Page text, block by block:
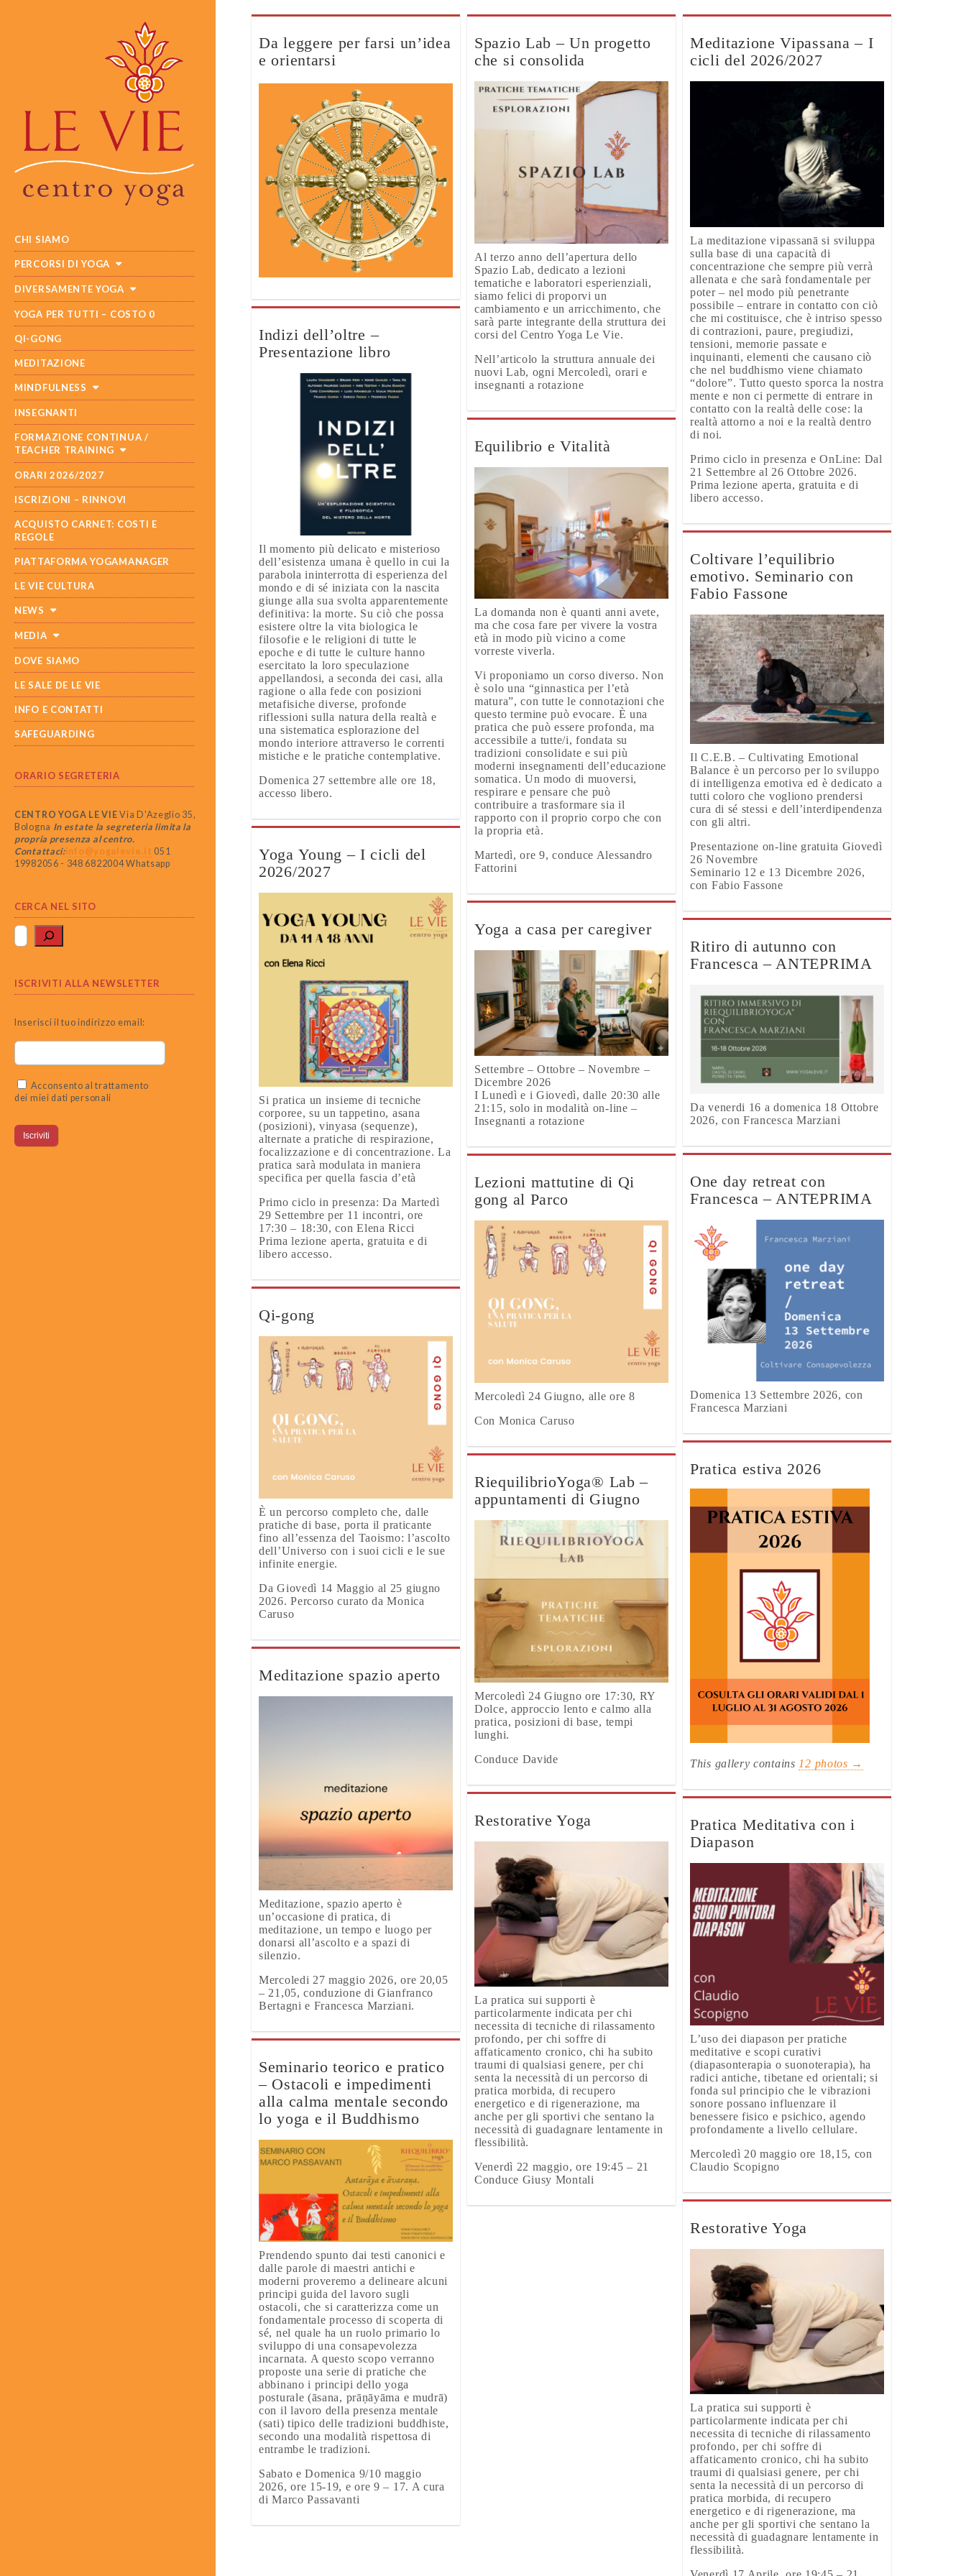
MENU
TO
CONTENT
CHI SIAMO
PERCORSI DI YOGA
DIVERSAMENTE YOGA
YOGA PER TUTTI – COSTO 0
QI-GONG
MEDITAZIONE
MINDFULNESS
INSEGNANTI
FORMAZIONE CONTINUA /
TEACHER TRAINING
ORARI 2026/2027
ISCRIZIONI – RINNOVI
ACQUISTO CARNET: COSTI E
REGOLE
PIATTAFORMA YOGAMANAGER
LE VIE CULTURA
NEWS
MEDIA
DOVE SIAMO
LE SALE DE LE VIE
INFO E CONTATTI
SAFEGUARDING
ORARIO SEGRETERIA
CENTRO YOGA LE VIE Via D'Azeglio 35,
Bologna In estate la segreteria limita la
propria presenza al centro.
Contattaci:info@yogalevie.it
051
19982056 - 348 6822004 Whatsapp
CERCA NEL SITO
ISCRIVITI ALLA NEWSLETTER
Inserisci il tuo indirizzo email:
Acconsento al trattamento
dei miei dati personali
Da leggere per farsi un’idea
e orientarsi
Spazio Lab – Un progetto
che si consolida
Al terzo anno dell’apertura dello
Spazio Lab, dedicato a lezioni
tematiche e laboratori esperienziali,
siamo felici di proporvi un
cambiamento e un arricchimento, che
sarà parte integrante della struttura dei
corsi del Centro Yoga Le Vie.
Nell’articolo la struttura annuale dei
nuovi Lab, ogni Mercoledì, orari e
insegnanti a rotazione
Meditazione Vipassana – I
cicli del 2026/2027
La meditazione vipassanā si sviluppa
sulla base di una capacità di
concentrazione che sempre più verrà
allenata e che sarà fondamentale per
poter – nel modo più penetrante
possibile – entrare in contatto con ciò
che mi costituisce, che è intriso spesso
di contrazioni, paure, pregiudizi,
tensioni, memorie passate e
inquinanti, elementi che causano ciò
che nel buddhismo viene chiamato
“dolore”. Tutto questo sporca la nostra
mente e non ci permette di entrare in
contatto con la realtà delle cose: la
realtà attorno a noi e la realtà dentro
di noi.
Primo ciclo in presenza e OnLine: Dal
21 Settembre al 26 Ottobre 2026.
Prima lezione aperta, gratuita e di
libero accesso.
Indizi dell’oltre –
Presentazione libro
Il momento più delicato e misterioso
dell’esistenza umana è quello in cui la
parabola ininterrotta di esperienza del
mondo e di sé iniziata con la nascita
giunge alla sua svolta apparentemente
definitiva: la morte. Su ciò che possa
esistere oltre la vita biologica le
filosofie e le religioni di tutte le
epoche e di tutte le culture hanno
esercitato la loro speculazione
appellandosi, a seconda dei casi, alla
ragione o alla fede con posizioni
metafisiche diverse, profonde
riflessioni sulla natura della realtà e
una sistematica esplorazione del
mondo interiore attraverso le correnti
mistiche e le pratiche contemplative.
Domenica 27 settembre alle ore 18,
accesso libero.
Equilibrio e Vitalità
La domanda non è quanti anni avete,
ma che cosa fare per vivere la vostra
età in modo più vicino a come
vorreste viverla.
Vi proponiamo un corso diverso. Non
è solo una “ginnastica per l’età
matura”, con tutte le connotazioni che
questo termine può evocare. È una
pratica che può essere profonda, ma
accessibile a tutte/i, fondata su
tradizioni consolidate e sui più
moderni insegnamenti dell’educazione
somatica. Un modo di muoversi,
respirare e pensare che può
contribuire a trasformare sia il
rapporto con il proprio corpo che con
la propria età.
Martedì, ore 9, conduce Alessandro
Fattorini
Coltivare l’equilibrio
emotivo. Seminario con
Fabio Fassone
Il C.E.B. – Cultivating Emotional
Balance è un percorso per lo sviluppo
di intelligenza emotiva ed è dedicato a
tutti coloro che vogliono prendersi
cura di sé stessi e dell’interdipendenza
con gli altri.
Presentazione on-line gratuita Giovedì
26 Novembre
Seminario 12 e 13 Dicembre 2026,
con Fabio Fassone
Yoga Young – I cicli del
2026/2027
Si pratica un insieme di tecniche
corporee, su un tappetino, asana
(posizioni), vinyasa (sequenze),
alternate a pratiche di respirazione,
focalizzazione e di concentrazione. La
pratica sarà modulata in maniera
specifica per quella fascia d’età
Primo ciclo in presenza: Da Martedì
29 Settembre per 11 incontri, ore
17:30 – 18:30, con Elena Ricci
Prima lezione aperta, gratuita e di
libero accesso.
Yoga a casa per caregiver
Settembre – Ottobre – Novembre –
Dicembre 2026
I Lunedì e i Giovedì, dalle 20:30 alle
21:15, solo in modalità on-line –
Insegnanti a rotazione
Ritiro di autunno con
Francesca – ANTEPRIMA
Da venerdi 16 a domenica 18 Ottobre
2026, con Francesca Marziani
One day retreat con
Francesca – ANTEPRIMA
Domenica 13 Settembre 2026, con
Francesca Marziani
Lezioni mattutine di Qi
gong al Parco
Mercoledì 24 Giugno, alle ore 8
Con Monica Caruso
Qi-gong
È un percorso completo che, dalle
pratiche di base, porta il praticante
fino all’essenza del Taoismo: l’ascolto
dell’Universo con i suoi cicli e le sue
infinite energie.
Da Giovedì 14 Maggio al 25 giugno
2026. Percorso curato da Monica
Caruso
Pratica estiva 2026
This gallery contains 12 photos →
RiequilibrioYoga® Lab –
appuntamenti di Giugno
Mercoledì 24 Giugno ore 17:30, RY
Dolce, approccio lento e calmo alla
pratica, posizioni di base, tempi
lunghi.
Conduce Davide
Meditazione spazio aperto
Meditazione, spazio aperto è
un’occasione di pratica, di
meditazione, un tempo e luogo per
donarsi all’ascolto e a spazi di
silenzio.
Mercoledi 27 maggio 2026, ore 20,05
– 21,05, conduzione di Gianfranco
Bertagni e Francesca Marziani.
Restorative Yoga
La pratica sui supporti è
particolarmente indicata per chi
necessita di tecniche di rilassamento
profondo, per chi soffre di
affaticamento cronico, chi ha subito
traumi di qualsiasi genere, per chi
senta la necessità di un percorso di
pratica morbida, di recupero
energetico e di rigenerazione, ma
anche per gli sportivi che sentano la
necessità di guadagnare lentamente in
flessibilità.
Venerdì 22 maggio, ore 19:45 – 21
Conduce Giusy Montali
Pratica Meditativa con i
Diapason
L’uso dei diapason per pratiche
meditative e scopi curativi
(diapasonterapia o suonoterapia), ha
radici antiche, tibetane ed orientali; si
fonda sul principio che le vibrazioni
sonore possano influenzare il
benessere fisico e psichico, agendo
profondamente a livello cellulare.
Mercoledì 20 maggio ore 18,15, con
Claudio Scopigno
Seminario teorico e pratico
– Ostacoli e impedimenti
alla calma mentale secondo
lo yoga e il Buddhismo
Prendendo spunto dai testi canonici e
dalle parole di maestri antichi e
moderni proveremo a delineare alcuni
principi guida del lavoro sugli
ostacoli, che si caratterizza come un
fondamentale processo di scoperta di
sé, nel quale ha un ruolo primario lo
sviluppo di una consapevolezza
incarnata. A questo scopo verranno
proposte una serie di pratiche che
abbinano i principi dello yoga
posturale (āsana, prāṇāyāma e mudrā)
con il lavoro della presenza mentale
(sati) tipico delle tradizioni buddhiste,
secondo una modalità rispettosa di
entrambe le tradizioni.
Sabato e Domenica 9/10 maggio
2026, ore 15-19, e ore 9 – 17. A cura
di Marco Passavanti
Restorative Yoga
La pratica sui supporti è
particolarmente indicata per chi
necessita di tecniche di rilassamento
profondo, per chi soffre di
affaticamento cronico, chi ha subito
traumi di qualsiasi genere, per chi
senta la necessità di un percorso di
pratica morbida, di recupero
energetico e di rigenerazione, ma
anche per gli sportivi che sentano la
necessità di guadagnare lentamente in
flessibilità.